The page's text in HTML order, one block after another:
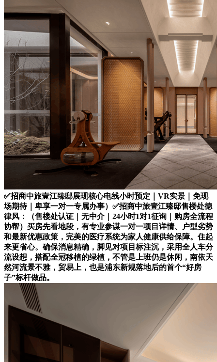
✅招商中旅壹江臻邸展现核心电线小时预定｜VR实景｜免现
场期待｜卑享一对一专属办事）✅招商中旅壹江臻邸售楼处德
律风：（售楼处认证｜无中介｜24小时1对1征询｜购房全流程
协帮）买房先看地段，有专业参谋一对一项目详情、户型劣势
和最新优惠政策，完美的医疗系统为家人健康供给保障。住起
来更省心。确保消息精确，脚见对项目标注沉，采用全人车分
流设想，搭配全冠移植的绿植，不管是上班仍是休闲，南依天
然河流景不雅，贸易上，也是浦东新规落地后的首个“好房
子”标杆做品。